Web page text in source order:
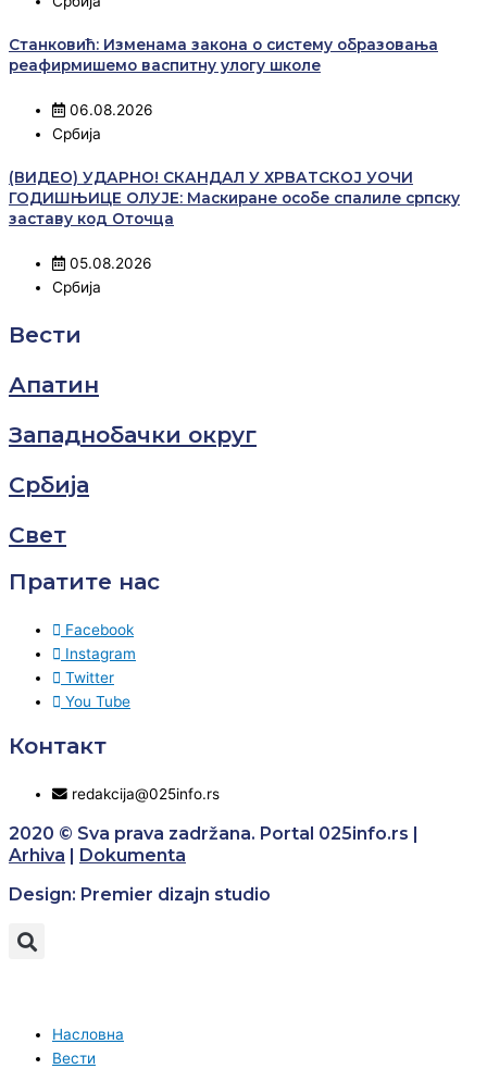
Станковић: Изменама закона о систему образовања
реафирмишемо васпитну улогу школе
06.08.2026
Србија
(ВИДЕО) УДАРНО! СКАНДАЛ У ХРВАТСКОЈ УОЧИ
ГОДИШЊИЦЕ ОЛУЈЕ: Маскиране особе спалиле српску
заставу код Оточца
05.08.2026
Србија
Вести
Апатин
Западнобачки округ
Србија
Свет
Пратите нас
Facebook
Instagram
Twitter
You Tube
Контакт
redakcija@025info.rs
2020 © Sva prava zadržana. Portal 025info.rs |
Arhiva
Dokumenta
Design: Premier dizajn studio
Насловна
Вести